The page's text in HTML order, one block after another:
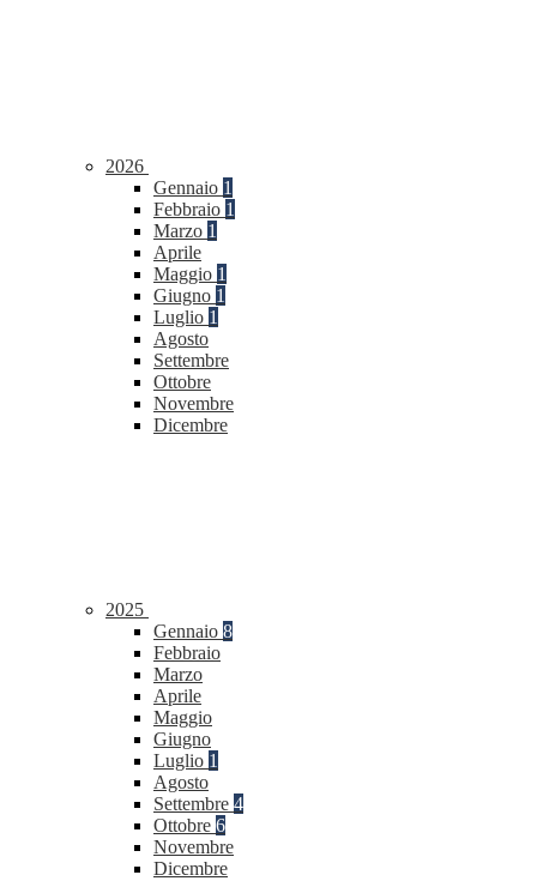
2026
Gennaio 1
Febbraio 1
Marzo 1
Aprile
Maggio 1
Giugno 1
Luglio 1
Agosto
Settembre
Ottobre
Novembre
Dicembre
2025
Gennaio 8
Febbraio
Marzo
Aprile
Maggio
Giugno
Luglio 1
Agosto
Settembre 4
Ottobre 6
Novembre
Dicembre